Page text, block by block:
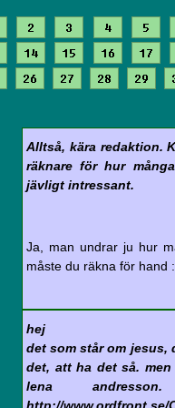
2 3 4 5
14 15 16 17
26 27 28 29
Alltså, kära redaktion.
räknare för hur
jävligt intressant.
Ja, man undrar ju hur
måste du räkna för hand
hej
det som står om jesus,
det, att ha det så.
lena